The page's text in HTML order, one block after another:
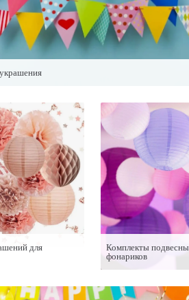
для Комплекты
фонариков